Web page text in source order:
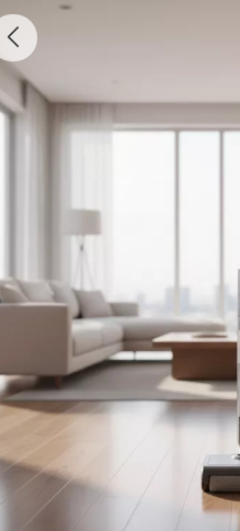
多功能拖把/205A